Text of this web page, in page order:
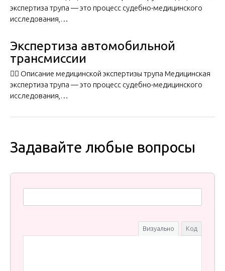
экспертиза трупа — это процесс судебно-медицинского
исследования,…
Экспертиза автомобильной
трансмиссии
🧑‍⚖️ Описание медицинской экспертизы трупа Медицинская
экспертиза трупа — это процесс судебно-медицинского
исследования,…
Задавайте любые вопросы
Визуально Код